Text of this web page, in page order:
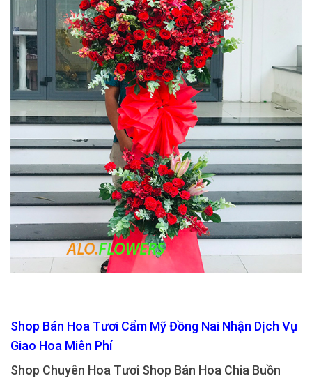
Shop Bán Hoa Tươi Cẩm Mỹ Đồng Nai Nhận Dịch Vụ
Giao Hoa Miên Phí
Shop Chuyên Hoa Tươi Shop Bán Hoa Chia Buồn